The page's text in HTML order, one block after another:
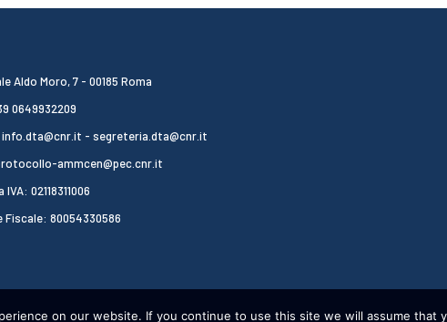
Aldo Moro, 7 - 00185 Roma
0649932209
info.dta@cnr.it - segreteria.dta@cnr.it
ammcen@pec.cnr.it
02118311006
Fiscale: 80054330586
on our website. If you continue to use this site we will assume that